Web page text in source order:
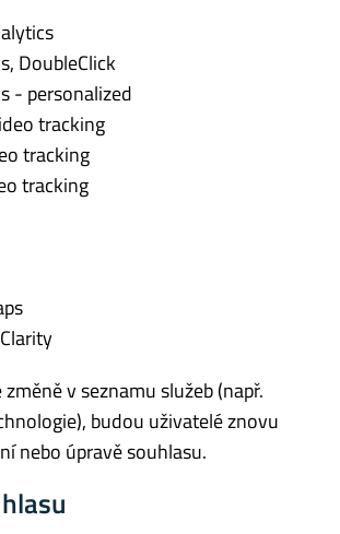
DoubleClick
- personalized
tracking
tracking
tracking
v seznamu služeb (např.
budou uživatelé znovu
nebo úpravě souhlasu.